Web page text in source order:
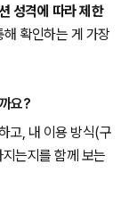
성격에 따라 제한
확인하는 게 가장
요?
고, 내 이용 방식(구
는지를 함께 보는